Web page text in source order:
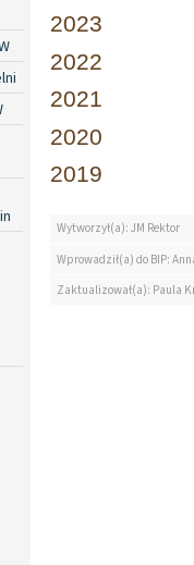
2023
2022
2021
2020
2019
Wytworzył(a): JM Rektor
Wprowadził(a) do BIP:
Zaktualizował(a): Paula